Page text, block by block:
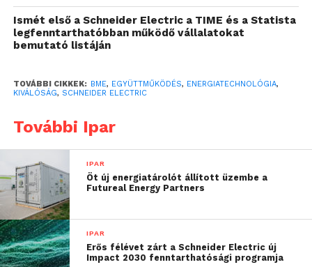
Újabb egyetemi együttműködési projektben vesz
részt a Schneider Electric, a világ egyik vezető
energiatechnológiai vállalata, amely a BME-vel
(procurement excellence program) az intézmény
Gazdaság- és Társadalomtudományi Karán.
A tantárgyak többsége magyar és angol nyelven is
szemeszter alatt teljesíthetők, azonban a tárgyakat
egy adott képzés keretében kell elvégezni. A kurzus
célja, hogy naprakész, gyakorlati tudáshoz jussanak a
hallgatók a beszerzés kapcsán, amit a munkába állást
követően azonnal tudnak hasznosítani.
A Schneider Electric elkötelezett a hazai szakember-
Ismét első a Schneider Electric a TIME és a Statista
legfenntarthatóbban működő vállalatokat
bemutató listáján
TOVÁBBI CIKKEK: BME, EGYÜTTMŰKÖDÉS, ENERGIATECHNOLÓGIA,
KIVÁLÓSÁG, SCHNEIDER ELECTRIC
További Ipar
IPAR
Öt új energiatárolót állított üzembe a
Futureal Energy Partners
IPAR
Erős félévet zárt a Schneider Electric új
Impact 2030 fenntarthatósági programja